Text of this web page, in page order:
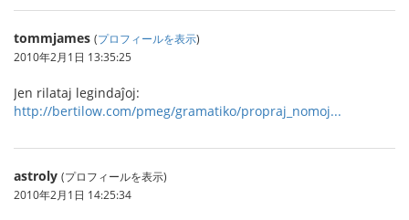
tommjames (プロフィールを表示)
2010年2月1日 13:35:25
Jen rilataj legindaĵoj:
http://bertilow.com/pmeg/gramatiko/propraj_nomoj...
astroly (プロフィールを表示)
2010年2月1日 14:25:34